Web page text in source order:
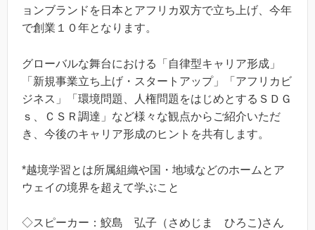
ョンブランドを日本とアフリカ双方で立ち上げ、今年
で創業１０年となります。
グローバルな舞台における「自律型キャリア形成」
「新規事業立ち上げ・スタートアップ」「アフリカビ
ジネス」「環境問題、人権問題をはじめとするＳＤＧ
ｓ、ＣＳＲ調達」など様々な観点からご紹介いただ
き、今後のキャリア形成のヒントを共有します。
*越境学習とは所属組織や国・地域などのホームとア
ウェイの境界を超えて学ぶこと
◇スピーカー：鮫島 弘子（さめじま ひろこ)さん